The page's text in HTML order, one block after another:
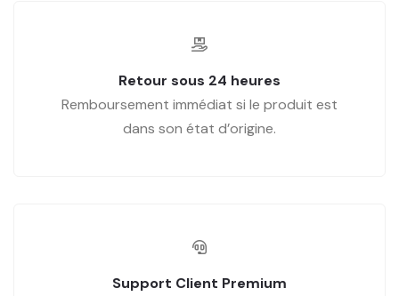
Retour sous 24 heures
Remboursement immédiat si le produit est
dans son état d’origine.
Support Client Premium